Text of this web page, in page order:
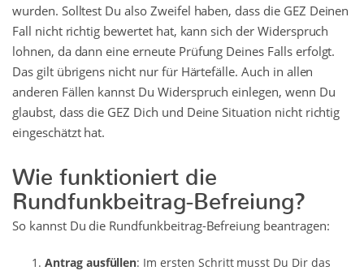
wurden. Solltest Du also Zweifel haben, dass die GEZ Deinen
Fall nicht richtig bewertet hat, kann sich der Widerspruch
lohnen, da dann eine erneute Prüfung Deines Falls erfolgt.
Das gilt übrigens nicht nur für Härtefälle. Auch in allen
anderen Fällen kannst Du Widerspruch einlegen, wenn Du
glaubst, dass die GEZ Dich und Deine Situation nicht richtig
eingeschätzt hat.
Wie funktioniert die
Rundfunkbeitrag-Befreiung?
So kannst Du die Rundfunkbeitrag-Befreiung beantragen:
Antrag ausfüllen: Im ersten Schritt musst Du Dir das